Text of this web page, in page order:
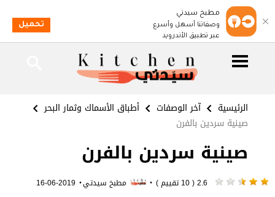
الرئيسية آخر الوصفات
أطباق الأسماك وثمار البحر
صينية سردين بالفرن
صينية سردين بالفرن
· مطبخ سيدتي·
2019-06-16
مطبخ سيدتي
وصفاتنا أسهل وأسرع
عبر تطبيق الأندرويد
تحميل